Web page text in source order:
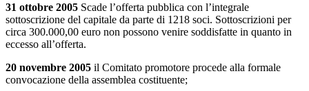
31 ottobre 2005 Scade l’offerta pubblica con l’integrale
sottoscrizione del capitale da parte di 1218 soci. Sottoscrizioni per
circa 300.000,00 euro non possono venire soddisfatte in quanto in
eccesso all’offerta.
20 novembre 2005 il Comitato promotore procede alla formale
convocazione della assemblea costituente;